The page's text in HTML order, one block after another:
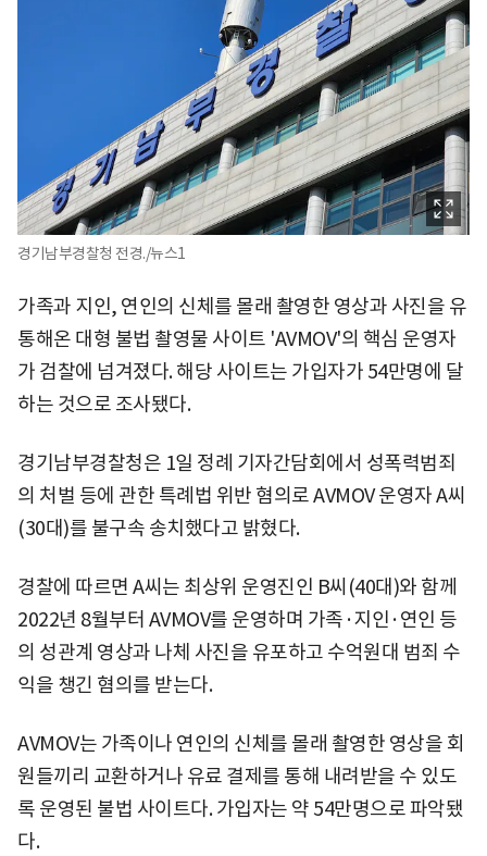
경기남부경찰청 전경./뉴스1
가족과 지인, 연인의 신체를 몰래 촬영한 영상과 사진을 유
통해온 대형 불법 촬영물 사이트 'AVMOV'의 핵심 운영자
가 검찰에 넘겨졌다. 해당 사이트는 가입자가 54만명에 달
하는 것으로 조사됐다.
경기남부경찰청은 1일 정례 기자간담회에서 성폭력범죄
의 처벌 등에 관한 특례법 위반 혐의로 AVMOV 운영자 A씨
(30대)를 불구속 송치했다고 밝혔다.
경찰에 따르면 A씨는 최상위 운영진인 B씨(40대)와 함께
2022년 8월부터 AVMOV를 운영하며 가족·지인·연인 등
의 성관계 영상과 나체 사진을 유포하고 수억원대 범죄 수
익을 챙긴 혐의를 받는다.
AVMOV는 가족이나 연인의 신체를 몰래 촬영한 영상을 회
원들끼리 교환하거나 유료 결제를 통해 내려받을 수 있도
록 운영된 불법 사이트다. 가입자는 약 54만명으로 파악됐
다.